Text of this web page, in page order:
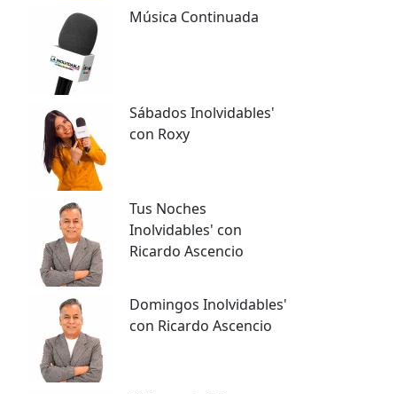
Música Continuada
Sábados Inolvidables'
con Roxy
Tus Noches
Inolvidables' con
Ricardo Ascencio
Domingos Inolvidables'
con Ricardo Ascencio